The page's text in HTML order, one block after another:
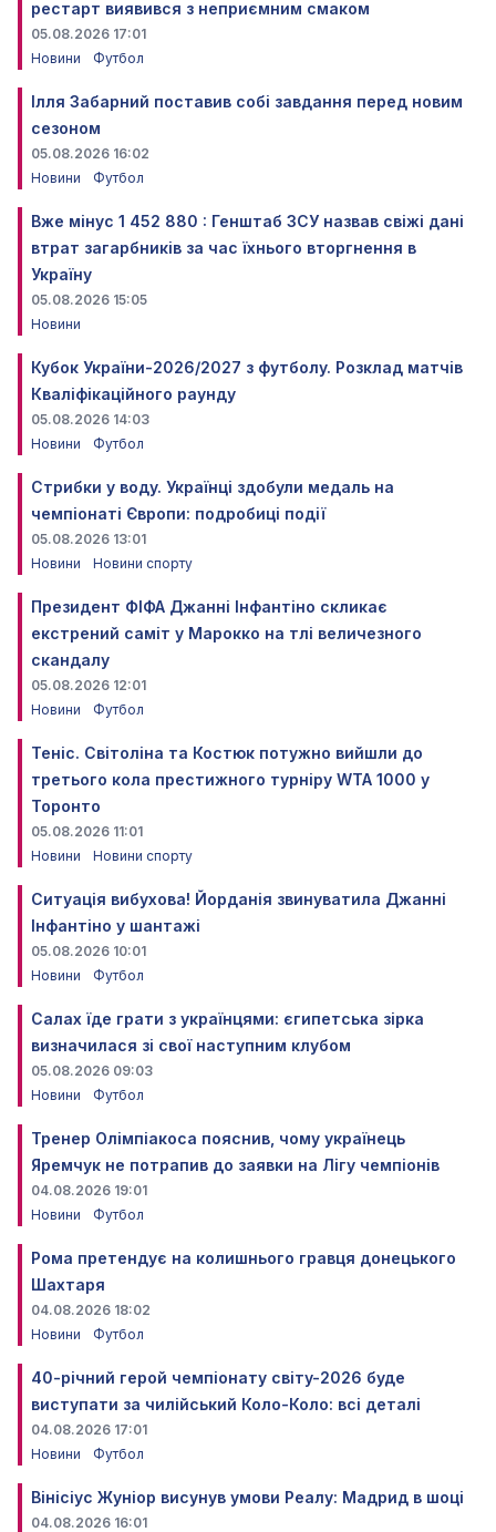
рестарт виявився з неприємним смаком
05.08.2026 17:01
Новини
Футбол
Ілля Забарний поставив собі завдання перед новим
сезоном
05.08.2026 16:02
Новини
Футбол
Вже мінус 1 452 880 : Генштаб ЗСУ назвав свіжі дані
втрат загарбників за час їхнього вторгнення в
Україну
05.08.2026 15:05
Новини
Кубок України-2026/2027 з футболу. Розклад матчів
Кваліфікаційного раунду
05.08.2026 14:03
Новини
Футбол
Стрибки у воду. Українці здобули медаль на
чемпіонаті Європи: подробиці події
05.08.2026 13:01
Новини
Новини спорту
Президент ФІФА Джанні Інфантіно скликає
екстрений саміт у Марокко на тлі величезного
скандалу
05.08.2026 12:01
Новини
Футбол
Теніс. Світоліна та Костюк потужно вийшли до
третього кола престижного турніру WTA 1000 у
Торонто
05.08.2026 11:01
Новини
Новини спорту
Ситуація вибухова! Йорданія звинуватила Джанні
Інфантіно у шантажі
05.08.2026 10:01
Новини
Футбол
Салах їде грати з українцями: єгипетська зірка
визначилася зі свої наступним клубом
05.08.2026 09:03
Новини
Футбол
Тренер Олімпіакоса пояснив, чому українець
Яремчук не потрапив до заявки на Лігу чемпіонів
04.08.2026 19:01
Новини
Футбол
Рома претендує на колишнього гравця донецького
Шахтаря
04.08.2026 18:02
Новини
Футбол
40-річний герой чемпіонату світу-2026 буде
виступати за чилійський Коло-Коло: всі деталі
04.08.2026 17:01
Новини
Футбол
Вінісіус Жуніор висунув умови Реалу: Мадрид в шоці
04.08.2026 16:01